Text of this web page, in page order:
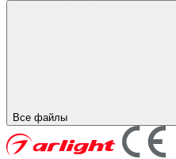
Все файлы